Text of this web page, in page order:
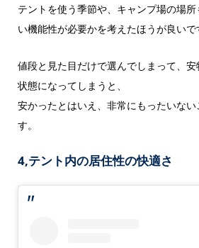
テントを使う季節や、キャンプ場の場
い機能性が必要かを考えたほうが良いで
値段と見た目だけで選んでしまって、
状態になってしまうと、
安かったとはいえ、非常にもったいな
す。
4,テント内の居住性の快適さ